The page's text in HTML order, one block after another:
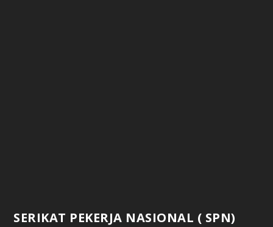
SERIKAT PEKERJA NASIONAL ( SPN)